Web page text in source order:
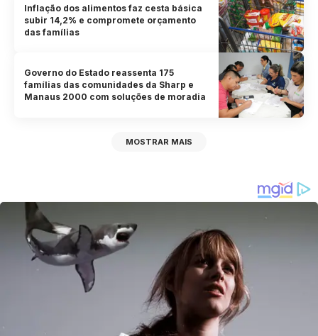
Inflação dos alimentos faz cesta básica
subir 14,2% e compromete orçamento
das famílias
Governo do Estado reassenta 175
famílias das comunidades da Sharp e
Manaus 2000 com soluções de moradia
MOSTRAR MAIS